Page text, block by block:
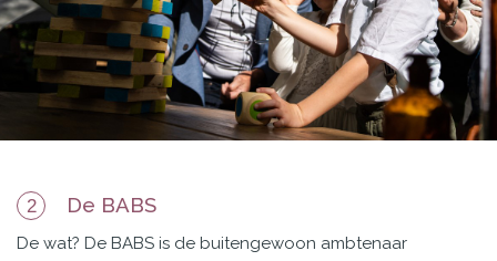
2 De BABS
De wat? De BABS is de buitengewoon ambtenaar